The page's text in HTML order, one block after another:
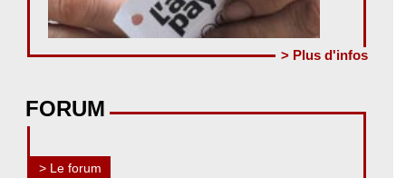
> Plus d'infos
FORUM
> Le forum